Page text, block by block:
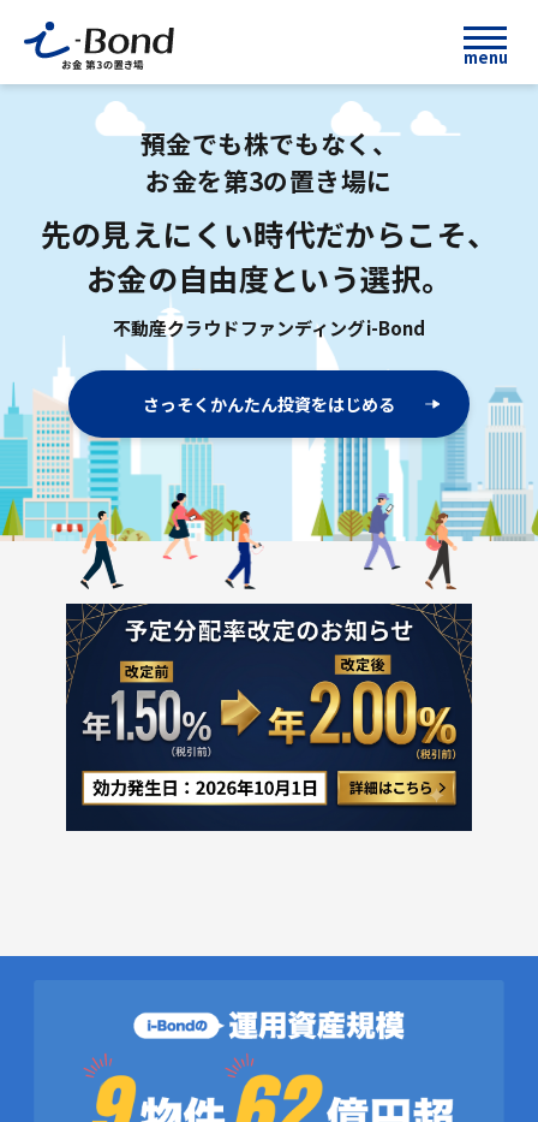
menu
預金でも株でもなく、
お金を第3の置き場に
先の見えにくい時代だからこそ、
お金の自由度という選択。
不動産クラウドファンディングi-Bond
さっそくかんたん投資をはじめる